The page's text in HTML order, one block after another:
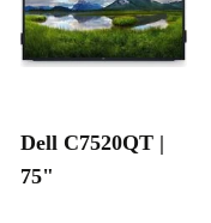
Dell C7520QT |
75"